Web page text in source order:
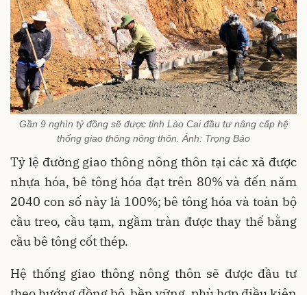
Gần 9 nghìn tỷ đồng sẽ được tỉnh Lào Cai đầu tư nâng cấp hệ
thống giao thông nông thôn. Ảnh: Trọng Bảo
Tỷ lệ đường giao thông nông thôn tại các xã được
nhựa hóa, bê tông hóa đạt trên 80% và đến năm
2040 con số này là 100%; bê tông hóa và toàn bộ
cầu treo, cầu tạm, ngầm tràn được thay thế bằng
cầu bê tông cốt thép.
Hệ thống giao thông nông thôn sẽ được đầu tư